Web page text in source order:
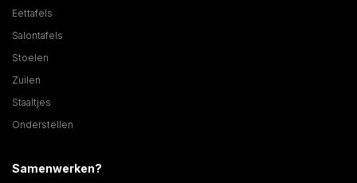
Eettafels
Salontafels
Stoelen
Zuilen
Staaltjes
Onderstellen
Samenwerken?